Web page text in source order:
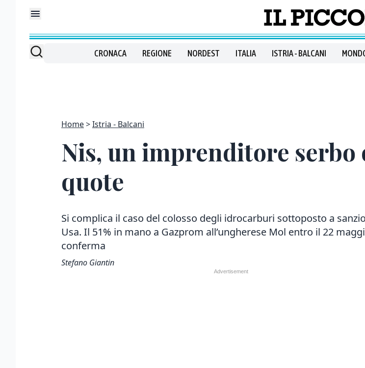
CRONACA REGIONE NORDEST ITALIA ISTRIA - BALCANI
Home Istria - Balcani
Nis, un imprenditore
quote
Si complica il caso del colosso degli idrocarburi sottoposto a
Usa. Il 51% in mano a Gazprom all’ungherese Mol entro il 22
conferma
Stefano Giantin